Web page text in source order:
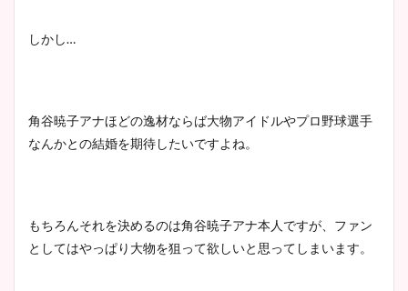
しかし…
角谷暁子アナほどの逸材ならば大物アイドルやプロ野球選手
なんかとの結婚を期待したいですよね。
もちろんそれを決めるのは角谷暁子アナ本人ですが、ファン
としてはやっぱり大物を狙って欲しいと思ってしまいます。